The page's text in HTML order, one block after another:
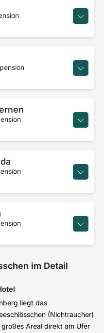
im Detail
liegt das
(Nichtraucher)
Areal direkt am Ufer